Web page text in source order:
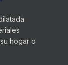
hogar o